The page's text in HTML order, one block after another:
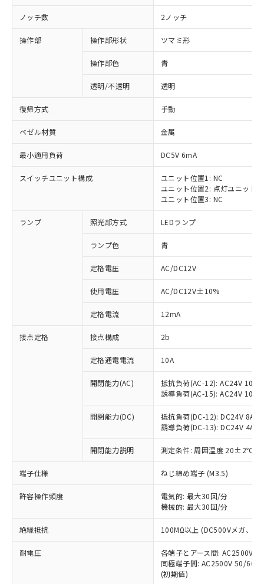
ノッチ数 2ノッチ
操作部 操作部形状 ツマミ形
操作部色 青
透明/不透明 透明
復帰方式 手動
ベゼル材質 金属
最小適用負荷 DC5V 6mA
スイッチユニット構成
ユニット位置1: NC
ユニット位置2: 点灯ユニット
ユニット位置3: NC
ランプ 照光部方式 LEDランプ
ランプ色 青
定格電圧 AC/DC12V
使用電圧 AC/DC12V±10%
定格電流 12mA
接点定格 接点構成 2b
定格通電電流 10A
開閉能力(AC)
抵抗負荷(AC-12): AC24V 10A/
誘導負荷(AC-15): AC24V
開閉能力(DC)
抵抗負荷(DC-12): DC24V 8A/
誘導負荷(DC-13): DC24V 4A/
開閉能力説明 測定条件: 周囲温度 20±2℃、
端子仕様 ねじ締め端子 (M3.5)
許容操作頻度
電気的: 最大30回/分
機械的: 最大30回/分
絶縁抵抗 100MΩ以上 (DC500Vメガ、点
耐電圧
各端子とアース間: AC2500V
同極端子間: AC2500V 50/
(初期値)
ご利用条件
以下の条件をお読みいただき、同意のうえ
ご利用ください。
本サービスは、当社制御機器事業取扱
商品の当社在庫状況および標準価格
(税抜)を提供させていただくもので
当社制御機器事業取扱商品の中には、
本サービスの対象外となる商品もある
ことをご了承ください。
在庫状況および標準価格照会結果は、
記載している更新日時点での社内デー
タに基づき作成されるものであり、閲
覧された時点での実際の在庫および標
準価格とは異なる場合があることをご
※1 対応状況
対応済み：EU RoHS指令（10物質）の
非含有に対応した製品が提供可能な商品で
す。
対応予定：EU RoHS指令（10物質）の非含
有に対応した製品に切り替える予定のある
対応予定なし：EU RoHS指令（10物質）の
非含有に非対応の商品で、対応品を出す予
定はありません。
調査・確認中：EU RoHS指令（10物質）の
非含有の対応状況を調査中または確認中の
非該当品：ライセンス料など無形物で、有
害物質有無と関係のない商品です。
仕入先様の事情により、非含有部品として
いたものが、含有品と判明した場合などや
むを得ず変更することがあります。
六価クロム(Cr(Ⅵ)) 1000ppm以下、ポリ臭化ビフェニル
類(PBB) 1000ppm以下、ポリ臭化ジフェニルエーテル類
「○」：最大均質材料含有率が中国RoHSの
基準値以下であることを示します。
「×」：最大均質材料含有率が中国RoHSの
基準値を超えていることを示します。
「－」：未確認です。当社販売部門へお問
*中国RoHS10物質の基準値 (GB/T26572)：
Pb(鉛) :1000ppm、 Hg(水銀) : 1000ppm、 Cd(カドミウ
Cr(Ⅵ)(六価クロム) : 1000ppm、 PBBs(ポリ臭化ビフェ
当社は、これら貴社製品のうち、外国
為替および外国貿易法に定める商品
（以下｢規制貨物等」という）を輸出
または国外への提供する場合は、日本
国政府の輸出許可(または役務取引許
可)を取得するなどの必要な手続きを